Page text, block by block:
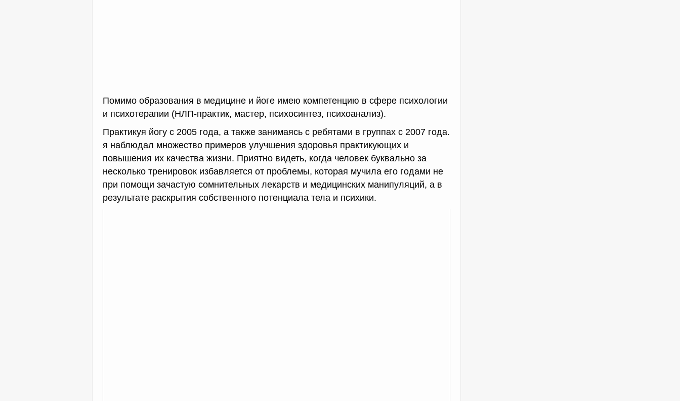
Помимо образования в медицине и йоге имею компетенцию в сфере психологии
и психотерапии (НЛП-практик, мастер, психосинтез, психоанализ).
Практикуя йогу с 2005 года, а также занимаясь с ребятами в группах с 2007 года.
я наблюдал множество примеров улучшения здоровья практикующих и
повышения их качества жизни. Приятно видеть, когда человек буквально за
несколько тренировок избавляется от проблемы, которая мучила его годами не
при помощи зачастую сомнительных лекарств и медицинских манипуляций, а в
результате раскрытия собственного потенциала тела и психики.